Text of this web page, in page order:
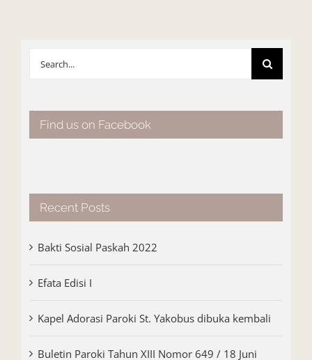
Search
Find us on Facebook
Recent Posts
Bakti Sosial Paskah 2022
Efata Edisi I
Kapel Adorasi Paroki St. Yakobus dibuka kembali
Buletin Paroki Tahun XIII Nomor 649 / 18 Juni